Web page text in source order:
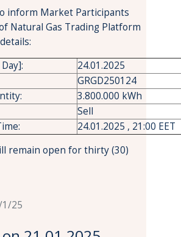
inform Market Participants
Natural Gas Trading Platform
24.01.2025
GRGD250124
3.800.000 kWh
Sell
24.01.2025 , 21:00 EET
remain open for thirty (30)
1/25